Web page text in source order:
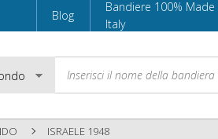
Blog
Bandiere 100% Made
Italy
ISRAELE 1948